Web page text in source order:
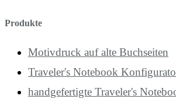
Produkte
Motivdruck auf alte Buchseiten
Traveler's Notebook
handgefertigte Traveler's